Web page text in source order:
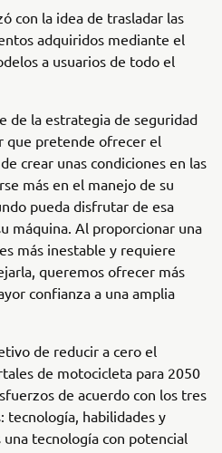
con la idea de trasladar las
adquiridos mediante el
a usuarios de todo el
de la estrategia de seguridad
que pretende ofrecer el
crear unas condiciones en las
más en el manejo de su
pueda disfrutar de esa
máquina. Al proporcionar una
más inestable y requiere
queremos ofrecer más
confianza a una amplia
de reducir a cero el
de motocicleta para 2050
de acuerdo con los tres
tecnología, habilidades y
tecnología con potencial